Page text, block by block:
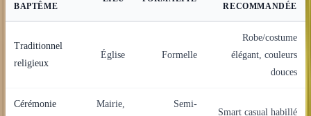
BAPTÊME
RECOMMANDÉE
Traditionnel
religieux
Église Formelle
Robe/costume
élégant, couleurs
douces
Cérémonie
Mairie,
Semi-
Smart casual habillé